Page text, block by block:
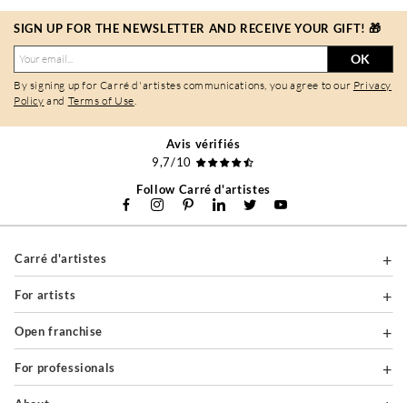
SIGN UP FOR THE NEWSLETTER AND RECEIVE YOUR GIFT! 🎁
OK
By signing up for Carré d'artistes communications, you agree to our Privacy
Policy and Terms of Use
Avis vérifiés
9,7/10
Follow Carré d'artistes
Carré d'artistes
For artists
Open franchise
For professionals